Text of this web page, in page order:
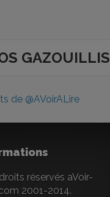
GAZOUILLIS
de @AVoirALire
réservés aVoir-
2001-2014.